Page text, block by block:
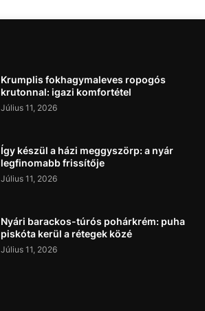
Krumplis fokhagymaleves ropogós
krutonnal: igazi komfortétel
Július 11, 2026
Így készül a házi meggyszörp: a nyár
legfinomabb frissítője
Július 11, 2026
Nyári barackos-túrós pohárkrém: puha
piskóta kerül a rétegek közé
Július 11, 2026